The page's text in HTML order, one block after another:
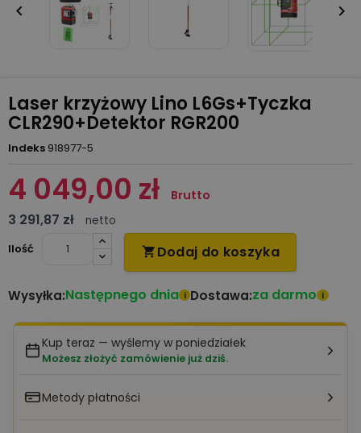
 
Laser krzyżowy Lino L6Gs+Tyczka
CLR290+Detektor RGR200
Indeks 918977-5
4 049,00 zł Brutto
3 291,87 zł
netto
Ilość
 Dodaj do koszyka
Wysyłka:Następnego dnia i Dostawa:za darmo i
Kup teraz — wyślemy w poniedziałek
Możesz złożyć zamówienie już dziś.
Metody płatności